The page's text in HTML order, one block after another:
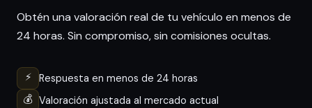
Obtén una valoración real de tu vehículo en menos de
24 horas. Sin compromiso, sin comisiones ocultas.
⚡
Respuesta en menos de 24 horas
💰 Valoración ajustada al mercado actual